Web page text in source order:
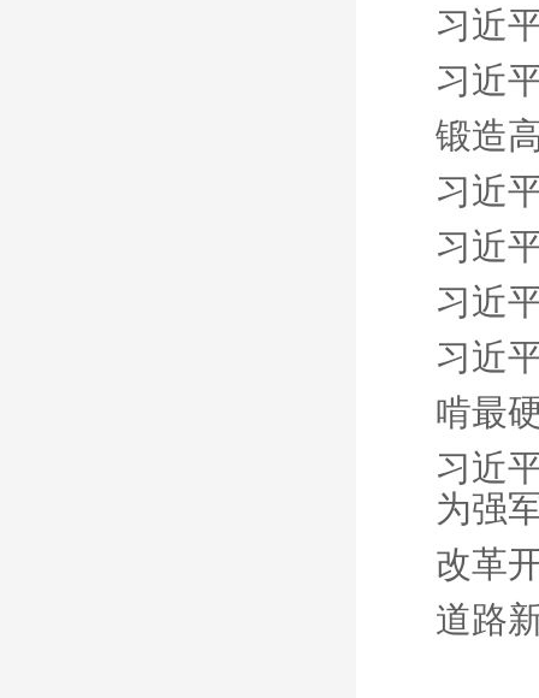
习近
习近
锻造
习近
习近
习近
习近
啃最
习近
为强
改革
道路